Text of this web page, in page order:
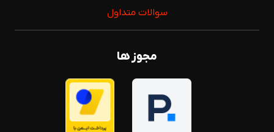
سوالات متداول
مجوز ها